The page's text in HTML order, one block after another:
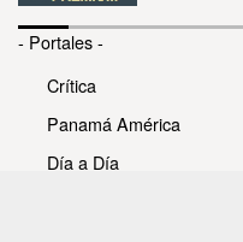
- Portales -
Crítica
Panamá América
Día a Día